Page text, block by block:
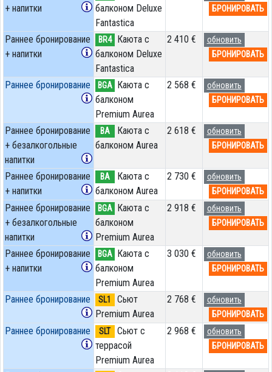
+ напитки
балконом Deluxe
Fantastica
БРОНИРОВАТЬ
Раннее бронирование
+ напитки
BR4
Каюта с
балконом Deluxe
Fantastica
2 410 €
обновить
БРОНИРОВАТЬ
Раннее бронирование BGA Каюта с
балконом
Premium Aurea
2 568 €
обновить
БРОНИРОВАТЬ
Раннее бронирование
+ безалкогольные
напитки
BA
Каюта с
балконом Aurea
2 618 €
обновить
БРОНИРОВАТЬ
Раннее бронирование
+ напитки
BA
Каюта с
балконом Aurea
2 730 €
обновить
БРОНИРОВАТЬ
Раннее бронирование
+ безалкогольные
напитки
BGA Каюта с
балконом
Premium Aurea
2 918 €
обновить
БРОНИРОВАТЬ
Раннее бронирование
+ напитки
BGA Каюта с
балконом
Premium Aurea
3 030 €
обновить
БРОНИРОВАТЬ
Раннее бронирование SL1
Сьют
Premium Aurea
2 768 €
обновить
БРОНИРОВАТЬ
Раннее бронирование SLT
Сьют с
террасой
Premium Aurea
2 968 €
обновить
БРОНИРОВАТЬ